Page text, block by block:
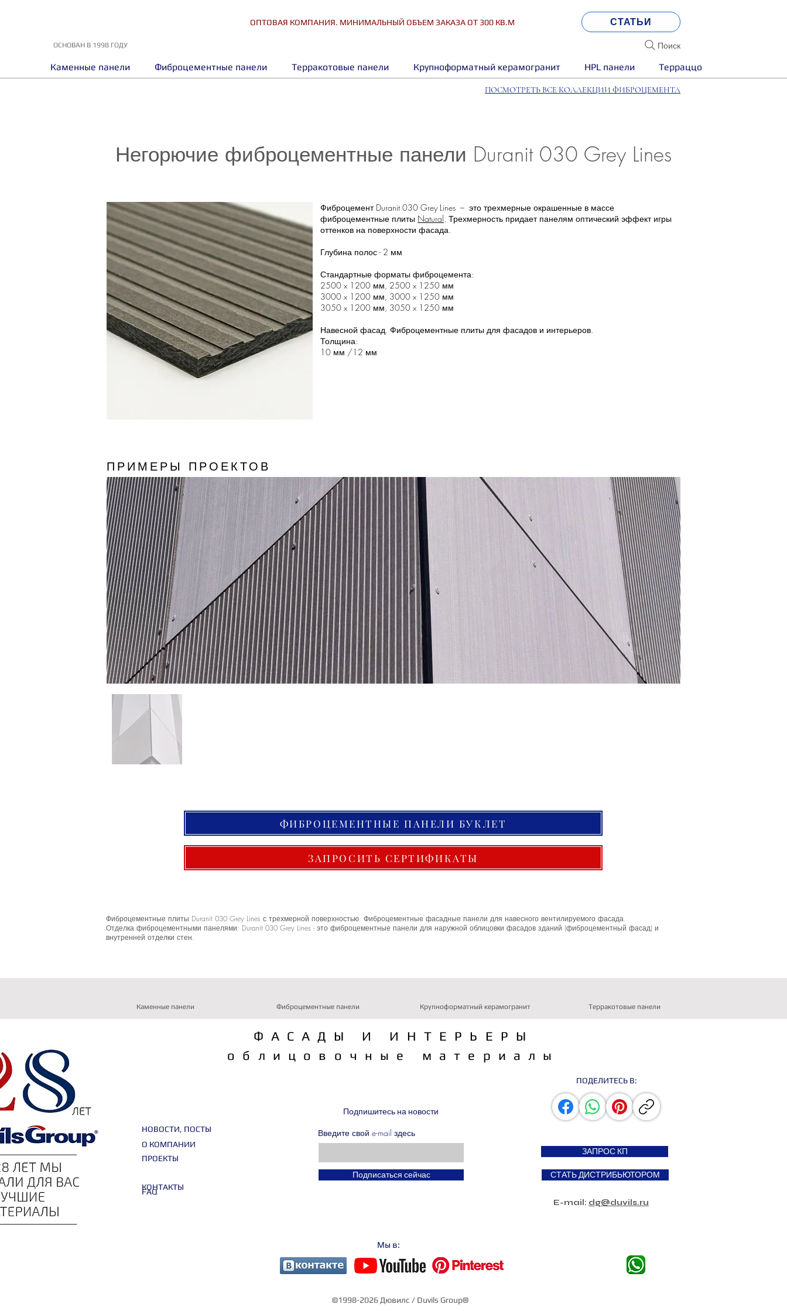
ОСНОВАН В 1998 ГОДУ
ОПТОВАЯ КОМПАНИЯ. МИНИМАЛЬНЫЙ ОБЪЕМ ЗАКАЗА ОТ 300 КВ.М СТАТЬИ
Поиск
Каменные панели
Фиброцементные панели Терракотовые панели Крупноформатный керамогранит HPL панели Терраццо
ПОСМОТРЕТЬ ВСЕ КОЛЛЕКЦИИ ФИБРОЦЕМЕНТА
Негорючие фиброцементные панели Duranit 030 Grey Lines
Фиброцемент Duranit 030 Grey Lines – это трехмерные окрашенные в массе
фиброцементные плиты Natural. Трехмерность придает панелям оптический эффект игры
оттенков на поверхности фасада.
Глубина полос - 2 мм
Стандартные форматы фиброцемента:
2500 x 1200 мм, 2500 x 1250 мм
3000 x 1200 мм, 3000 x 1250 мм
3050 x 1200 мм, 3050 x 1250 мм
Навесной фасад. Фиброцементные плиты для фасадов и интерьеров.
Толщина:
10 мм /12 мм
ПРИМЕРЫ ПРОЕКТОВ
ФИБРОЦЕМЕНТНЫЕ ПАНЕЛИ БУКЛЕТ
ЗАПРОСИТЬ СЕРТИФИКАТЫ
Фиброцементные плиты Duranit 030 Grey Lines с трехмерной поверхностью. Фиброцементные фасадные панели для навесного вентилируемого фасада.
Отделка фиброцементными панелями: Duranit 030 Grey Lines - это фиброцементные панели для наружной облицовки фасадов зданий (фиброцементный фасад) и
внутренней отделки стен.
Каменные панели Фиброцементные панели Крупноформатный керамогранит Терракотовые панели
ФАСАДЫ И ИНТЕРЬЕРЫ
облицовочные материалы
ПОДЕЛИТЕСЬ В:
Подпишитесь на новости
НОВОСТИ, ПОСТЫ
О КОМПАНИИ
ПРОЕКТЫ
КОНТАКТЫ
FAQ
Введите свой e-mail здесь
Подписаться сейчас
ЗАПРОС КП
СТАТЬ ДИСТРИБЬЮТОРОМ
E-mail: dg@duvils.ru
Мы в:
©1998-2026 Дювилс / Duvils Group®